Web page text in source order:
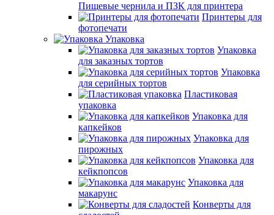
Пищевые чернила и ПЗК для принтера
Принтеры для
фотопечати
Упаковка
Упаковка
для заказных тортов
Упаковка
для серийных тортов
Пластиковая
упаковка
Упаковка для
капкейков
Упаковка для
пирожных
Упаковка для
кейкпопсов
Упаковка для
макарунс
Конверты для